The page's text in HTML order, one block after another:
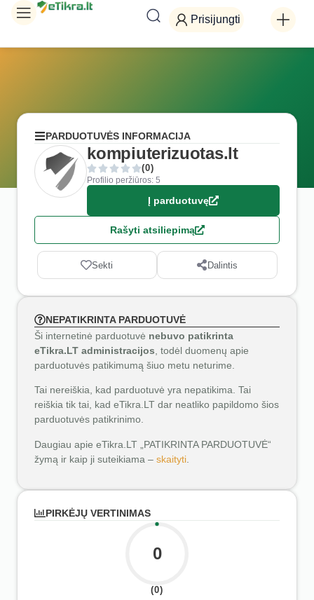
Prisijungti
PARDUOTUVĖS INFORMACIJA
kompiuterizuotas.lt
(0)
Profilio peržiūros: 5
Į parduotuvę
Rašyti atsiliepimą
Sekti Dalintis
NEPATIKRINTA PARDUOTUVĖ
Ši internetinė parduotuvė nebuvo patikrinta
eTikra.LT administracijos , todėl duomenų apie
parduotuvės patikimumą šiuo metu neturime.
Tai nereiškia, kad parduotuvė yra nepatikima. Tai
reiškia tik tai, kad eTikra.LT dar neatliko papildomo šios
parduotuvės patikrinimo.
Daugiau apie eTikra.LT „PATIKRINTA PARDUOTUVĖ“
žymą ir kaip ji suteikiama – skaityti
PIRKĖJŲ VERTINIMAS
0
(0)